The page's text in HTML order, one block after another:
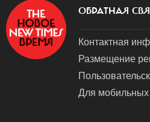
ОБРАТНАЯ
Контактная
Размещение
Для мобильных